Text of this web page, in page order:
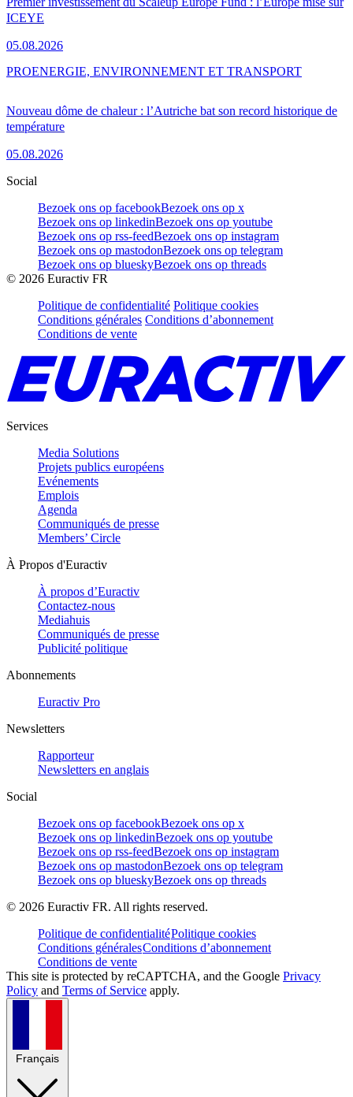
ICEYE
05.08.2026
Nouveau dôme de chaleur : l’Autriche bat son record historique de
température
05.08.2026
PROENERGIE, ENVIRONNEMENT ET TRANSPORT
Social
Bezoek ons op facebookBezoek ons op x
Bezoek ons op linkedinBezoek ons op youtube
Bezoek ons op rss-feedBezoek ons op instagram
Bezoek ons op mastodonBezoek ons op telegram
Bezoek ons op blueskyBezoek ons op threads
© 2026 Euractiv FR
Politique de confidentialité Politique cookies
Conditions générales Conditions d’abonnement
Conditions de vente
Services
Media Solutions
Projets publics européens
Evénements
Emplois
Agenda
Communiqués de presse
Members’ Circle
À Propos d'Euractiv
À propos d’Euractiv
Contactez-nous
Mediahuis
Communiqués de presse
Publicité politique
Abonnements
Euractiv Pro
Newsletters
Rapporteur
Newsletters en anglais
Social
Bezoek ons op facebookBezoek ons op x
Bezoek ons op linkedinBezoek ons op youtube
Bezoek ons op rss-feedBezoek ons op instagram
Bezoek ons op mastodonBezoek ons op telegram
Bezoek ons op blueskyBezoek ons op threads
© 2026 Euractiv FR. All rights reserved.
Politique de confidentialitéPolitique cookies
Conditions généralesConditions d’abonnement
Conditions de vente
This site is protected by reCAPTCHA, and the Google Privacy
Policy and Terms of Service apply.
Français